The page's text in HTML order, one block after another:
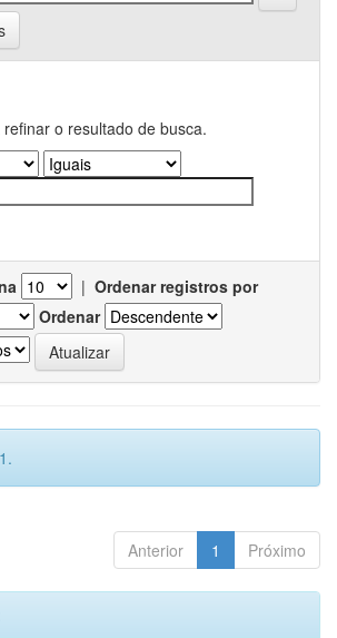
o resultado de busca.
| Ordenar registros por
Ordenar
Anterior 1 Próximo